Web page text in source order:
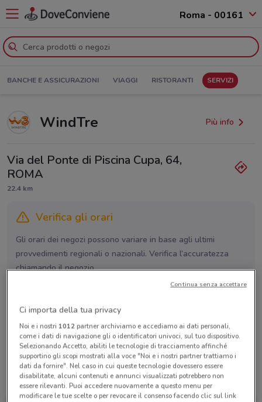
Roma - 00161
BANCHE E ASSICURAZIONI VIAGGI RISTORANTI SERVIZI
WindTre Più info
Via del Ponte di Piscina Cupa, 64,
ROMA
22.4 km
Verifica gli orari
Gli orari dei negozi possono variare in base agli ultimi
provvedimenti regionali o nazionali. Verifica l’accuratezza
chiamando il negozio.
Lunedì
Martedì
Mercoledì
Giovedì
Venerdì n.d.
Lazio
Tutte le promozioni di questo negozio
Ci importa della tua privacy
Noi e i nostri 1012partner archiviamo e accediamo ai dati personali,
come i dati di navigazione gli o identificatori univoci, sul tuo dispositivo.
Selezionando Accetto, abiliti le tecnologie di tracciamento affinché
supportino gli scopi mostrati alla voce "Noi e i nostri partner trattiamo i
dati da fornire". Nel caso in cui queste tecnologie dovessero essere
disabilitate, alcuni contenuti e annunci visualizzati potrebbero non
essere rilevanti. Puoi accedere nuovamente a questo menu per
modificare le tue scelte o per revocare il consenso facendo clic sul link
Continua senza accettare